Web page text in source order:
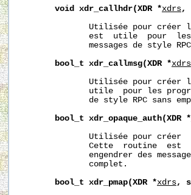
void
xdr_callhdr(XDR *xdrs,
Utilisée pour créer
est  utile  pour
messages de style
bool_t xdr_callmsg(XDR *xdrs
Utilisée pour créer
utile  pour les
de style RPC sans
bool_t xdr_opaque_auth(XDR *
Utilisée pour créer
Cette  routine  est
engendrer des
              complet.
bool_t xdr_pmap(XDR *xdrs,